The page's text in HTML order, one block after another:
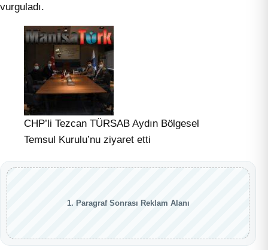
vurguladı.
CHP’li Tezcan TÜRSAB Aydın Bölgesel
Temsul Kurulu’nu ziyaret etti
1. Paragraf Sonrası Reklam Alanı